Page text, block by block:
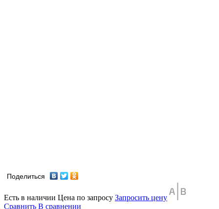
Поделиться
Есть в наличии Цена по запросу Запросить цену
Сравнить В сравнении